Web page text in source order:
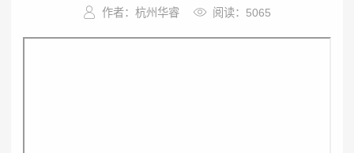
作者：杭州华睿
阅读：5065